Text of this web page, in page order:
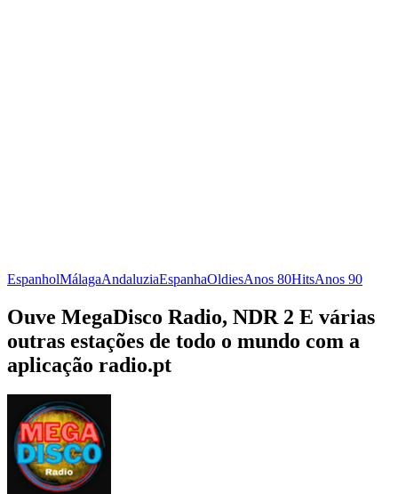
EspanholMálagaAndaluziaEspanhaOldiesAnos 80HitsAnos 90
Ouve MegaDisco Radio, NDR 2 E várias
outras estações de todo o mundo com a
aplicação radio.pt